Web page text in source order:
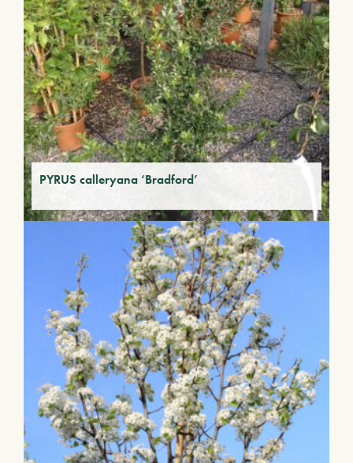
PYRUS calleryana ‘Bradford’